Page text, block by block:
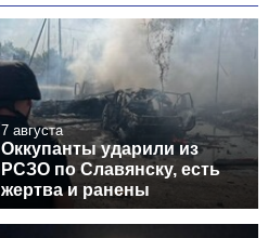
7 августа
Оккупанты ударили из
РСЗО по Славянску, есть
жертва и ранены